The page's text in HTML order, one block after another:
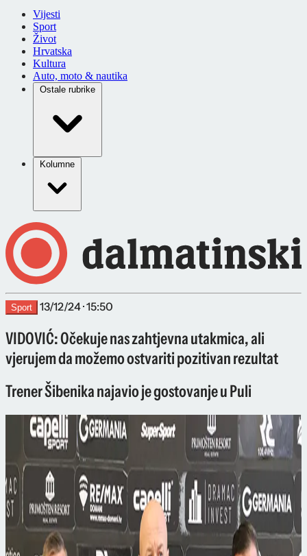
Vijesti
Sport
Život
Hrvatska
Kultura
Auto, moto & nautika
Ostale rubrike
Kolumne
Sport 13/12/24 · 15:50
VIDOVIĆ: Očekuje nas zahtjevna utakmica, ali
vjerujem da možemo ostvariti pozitivan rezultat
Trener Šibenika najavio je gostovanje u Puli